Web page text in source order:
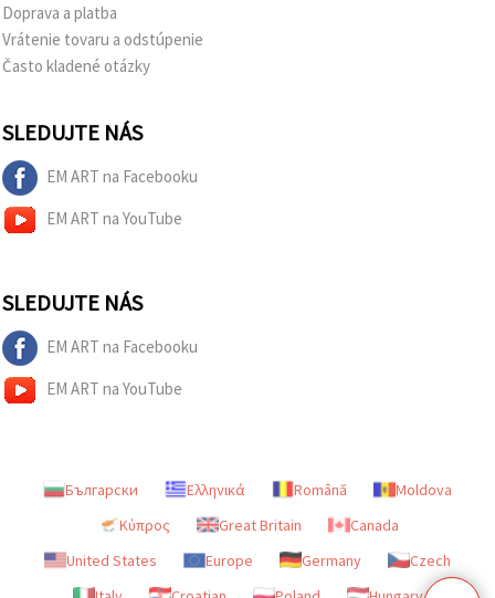
Doprava a platba
Vrátenie tovaru a odstúpenie
Často kladené otázky
SLEDUJTE NÁS
EM ART na Facebooku
EM ART na YouTube
SLEDUJTE NÁS
EM ART na Facebooku
EM ART na YouTube
Български Ελληνικά Română
Moldova
Κύπρος
Great Britain
Canada
United States
Europe Germany
Czech